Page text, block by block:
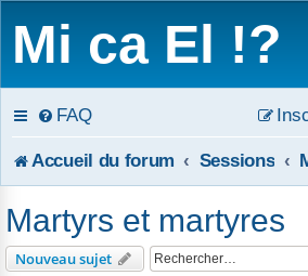
Mi ca El !?
FAQ
Accueil du forum Sessions
Martyrs et martyres
Nouveau sujet